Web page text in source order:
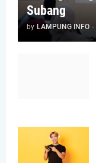
Subang
by LAMPUNG INFO -